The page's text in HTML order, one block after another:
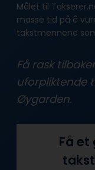
Målet til
masse tid på å
takstmennene
Få rask
uforpliktende
Øygarden.
Få et